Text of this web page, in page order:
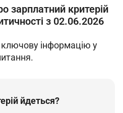
зарплатний критерій
з 02.06.2026
інформацію у
йдеться?